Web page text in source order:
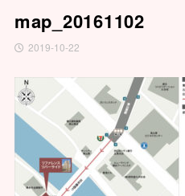
map_20161102
2019-10-22